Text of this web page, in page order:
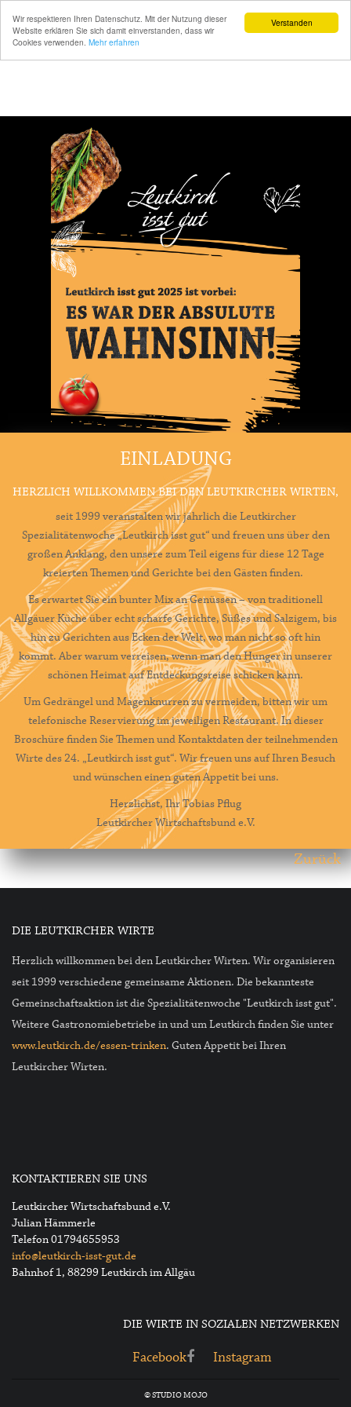
Verstanden
Wir respektieren Ihren Datenschutz. Mit der Nutzung dieser
Website erklären Sie sich damit einverstanden, dass wir
Cookies verwenden. Mehr erfahren
EINLADUNG
HERZLICH WILLKOMMEN BEI DEN LEUTKIRCHER WIRTEN,
seit 1999 veranstalten wir jährlich die Leutkircher
Spezialitätenwoche „Leutkirch isst gut“ und freuen uns über den
großen Anklang, den unsere zum Teil eigens für diese 12 Tage
kreierten Themen und Gerichte bei den Gästen finden.
Es erwartet Sie ein bunter Mix an Genüssen – von traditionell
Allgäuer Küche über echt scharfe Gerichte, Süßes und Salzigem, bis
hin zu Gerichten aus Ecken der Welt, wo man nicht so oft hin
kommt. Aber warum verreisen, wenn man den Hunger in unserer
schönen Heimat auf Entdeckungsreise schicken kann.
Um Gedrängel und Magenknurren zu vermeiden, bitten wir um
telefonische Reservierung im jeweiligen Restaurant. In dieser
Broschüre finden Sie Themen und Kontaktdaten der teilnehmenden
Wirte des 24. „Leutkirch isst gut“. Wir freuen uns auf Ihren Besuch
und wünschen einen guten Appetit bei uns.
Herzlichst, Ihr Tobias Pflug
Leutkircher Wirtschaftsbund e.V.
Zurück
DIE LEUTKIRCHER WIRTE
Herzlich willkommen bei den Leutkircher Wirten. Wir organisieren
seit 1999 verschiedene gemeinsame Aktionen. Die bekannteste
Gemeinschaftsaktion ist die Spezialitätenwoche "Leutkirch isst gut".
Weitere Gastronomiebetriebe in und um Leutkirch finden Sie unter
www.leutkirch.de/essen-trinken. Guten Appetit bei Ihren
Leutkircher Wirten.
KONTAKTIEREN SIE UNS
Leutkircher Wirtschaftsbund e.V.
Julian Hämmerle
Telefon01794655953
info@leutkirch-isst-gut.de
Bahnhof 1, 88299 Leutkirch im Allgäu
DIE WIRTE IN SOZIALEN NETZWERKEN
Facebook Instagram
© STUDIO MOJO